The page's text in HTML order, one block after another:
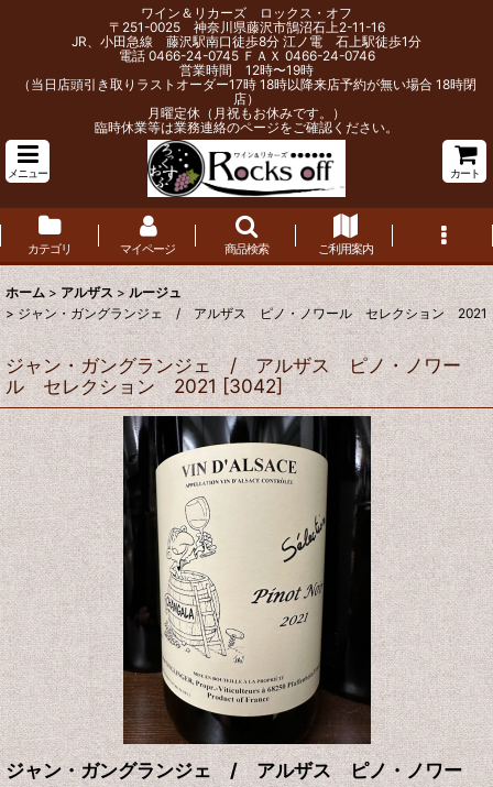
ワイン＆リカーズ ロックス・オフ
〒251-0025 神奈川県藤沢市鵠沼石上2-11-16
JR、小田急線 藤沢駅南口徒歩8分 江ノ電 石上駅徒歩1分
電話 0466-24-0745 ＦＡＸ 0466-24-0746
営業時間 12時〜19時
（当日店頭引き取りラストオーダー17時 18時以降来店予約が無い場合 18時閉
店）
月曜定休（月祝もお休みです。）
臨時休業等は業務連絡のページをご確認ください。
メニュー カート
カテゴリ マイページ 商品検索 ご利用案内
ホーム > アルザス > ルージュ
> ジャン・ガングランジェ / アルザス ピノ・ノワール セレクション 2021
ジャン・ガングランジェ / アルザス ピノ・ノワー
ル セレクション 2021 [3042]
ジャン・ガングランジェ / アルザス ピノ・ノワー